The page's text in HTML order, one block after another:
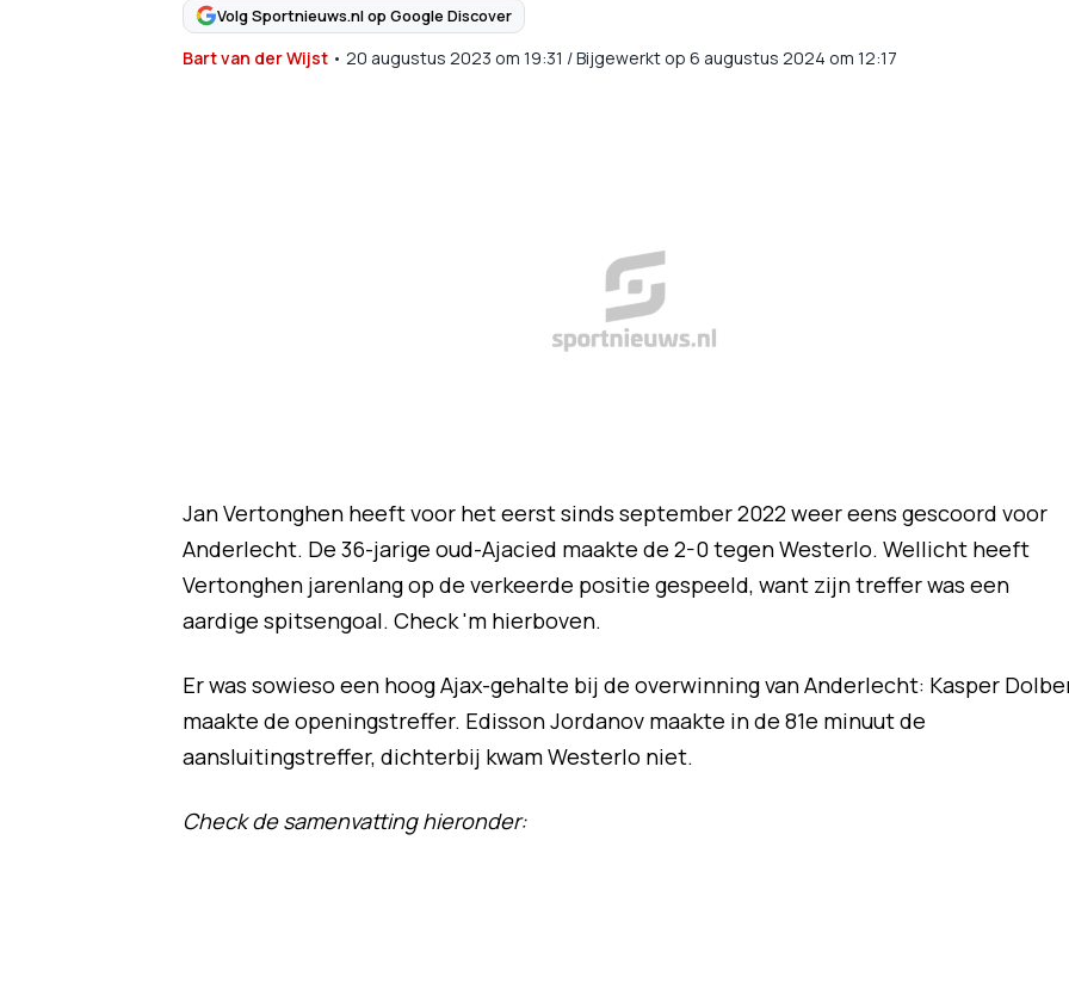
Volg Sportnieuws.nl op Google Discover
Bart van der Wijst• 20 augustus 2023 om 19:31 /Bijgewerkt op 6 augustus 2024 om 12:17
Jan Vertonghen heeft voor het eerst sinds september 2022 weer eens gescoord voor
Anderlecht. De 36-jarige oud-Ajacied maakte de 2-0 tegen Westerlo. Wellicht heeft
Vertonghen jarenlang op de verkeerde positie gespeeld, want zijn treffer was een
aardige spitsengoal. Check 'm hierboven.
Er was sowieso een hoog Ajax-gehalte bij de overwinning van Anderlecht: Kasper
maakte de openingstreffer. Edisson Jordanov maakte in de 81e minuut de
aansluitingstreffer, dichterbij kwam Westerlo niet.
Check de samenvatting hieronder: